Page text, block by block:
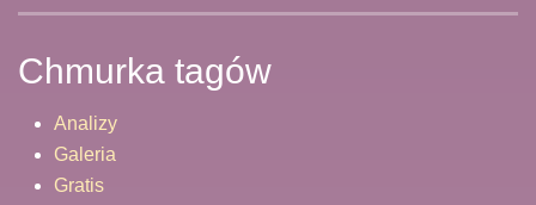
Chmurka tagów
Analizy
Galeria
Gratis